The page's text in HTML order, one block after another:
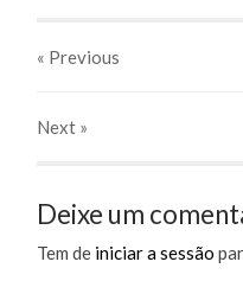
« Previous
Next »
Deixe um
Tem de iniciar a sessão